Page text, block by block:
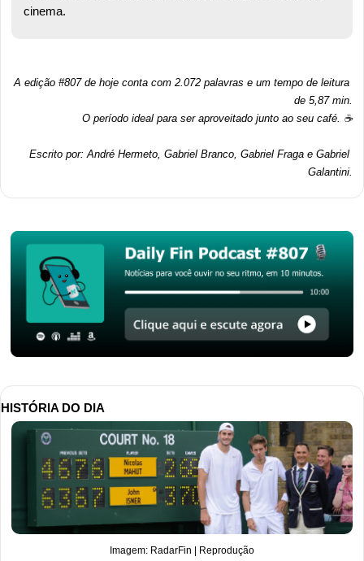
cinema.
A edição #807 de hoje conta com 2.072 palavras e um tempo de leitura
de 5,87 min.
O período ideal para ser aproveitado junto ao seu café. ☕
Escrito por: André Hermeto, Gabriel Branco, Gabriel Fraga e Gabriel
Galantini.
HISTÓRIA DO DIA
Imagem: RadarFin | Reprodução